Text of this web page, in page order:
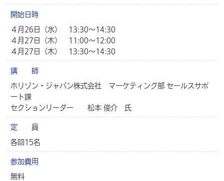
開始日時
４月26日（水） 13:30～14:30
４月27日（木） 11:00～12:00
４月27日（木） 13:30～14:30
講 師
ホリゾン・ジャパン株式会社 マーケティング部 セールスサポ
ート課
セクションリーダー 松本 俊介 氏
定 員
各回15名
参加費用
無料